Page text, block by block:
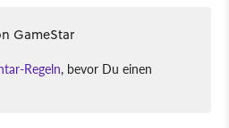
GameStar
Regeln, bevor Du einen